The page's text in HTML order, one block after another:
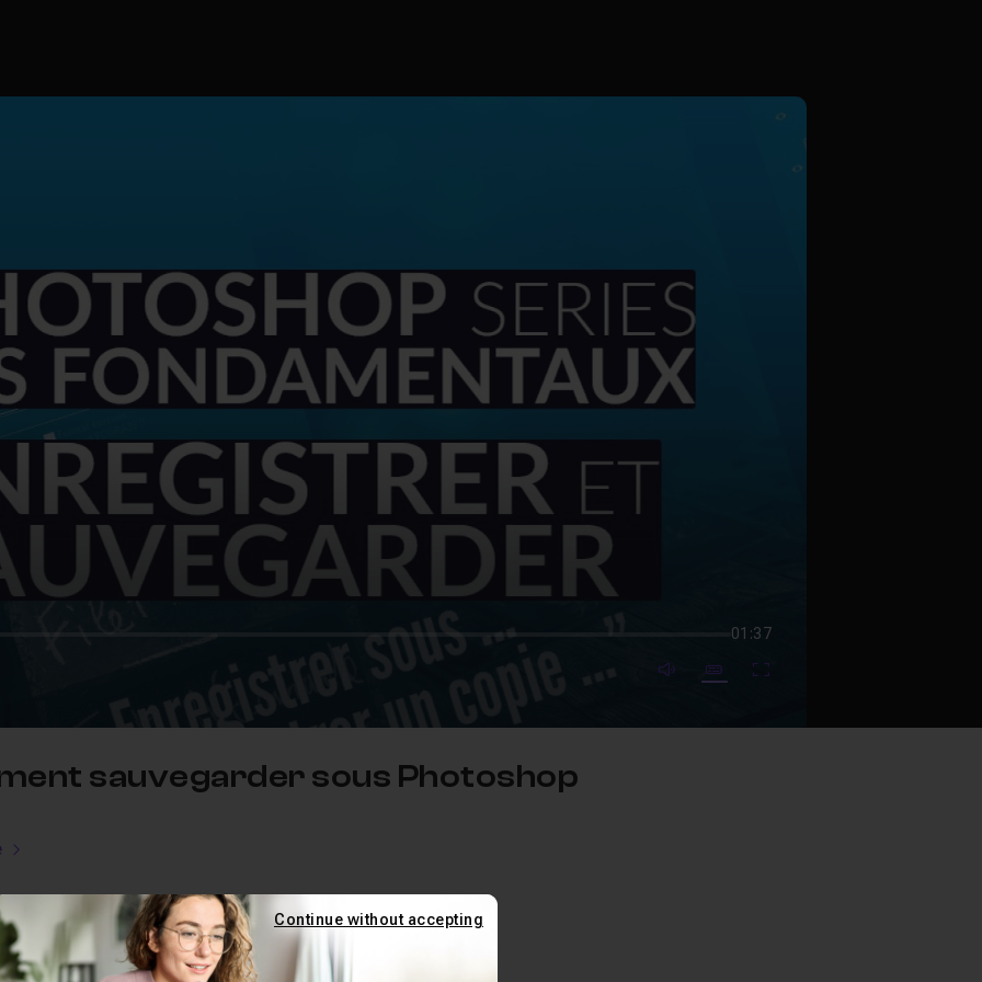
01:37
mute video
SubtitlesFullscreen
sauvegarder sous Photoshop